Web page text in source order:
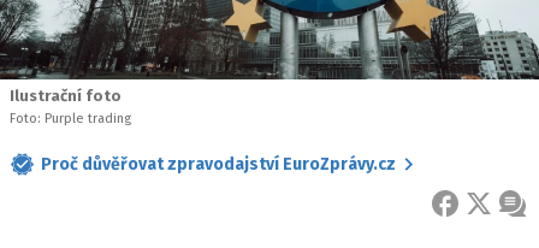
Ilustrační foto
Foto: Purple trading
Proč důvěřovat zpravodajství EuroZprávy.cz
FACEBOOK
X